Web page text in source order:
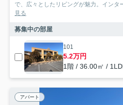
で、広々としたリビングが魅力。インタ
見る
募集中の部屋
101
5.2万円
1階 / 36.00㎡ /
アパート